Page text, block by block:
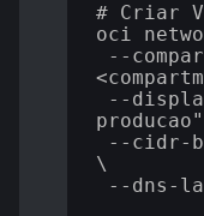
# Criar
oci
--
--
--cidr-
\
--dns-